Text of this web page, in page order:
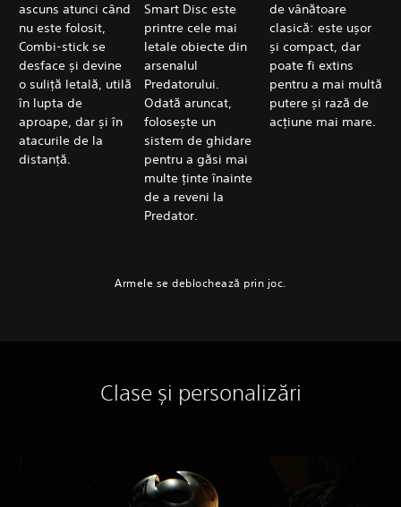
ascuns atunci când
nu este folosit,
Combi-stick se
desface și devine
o suliță letală, utilă
în lupta de
aproape, dar și în
atacurile de la
distanță.
Smart Disc este
printre cele mai
letale obiecte din
arsenalul
Predatorului.
Odată aruncat,
folosește un
sistem de ghidare
pentru a găsi mai
multe ținte înainte
de a reveni la
Predator.
de vânătoare
clasică: este ușor
și compact, dar
poate fi extins
pentru a mai multă
putere și rază de
acțiune mai mare.
Armele se deblochează prin joc.
Clase și personalizări